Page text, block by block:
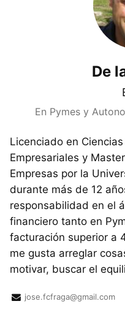
De
En Pymes y
Licenciado en
Empresariales y
Empresas por la
durante más de 12
responsabilidad en el
financiero tanto en
facturación superior a
me gusta arreglar
motivar, buscar el
jose.fcfraga@gmail.com